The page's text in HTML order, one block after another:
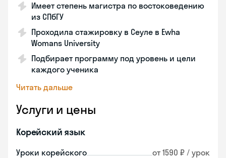
Имеет степень магистра по востоковедению
из СПбГУ
Проходила стажировку в Сеуле в Ewha
Womans University
Подбирает программу под уровень и цели
каждого ученика
Читать дальше
Услуги и цены
Корейский язык
Уроки корейского от 1590 ₽ / урок